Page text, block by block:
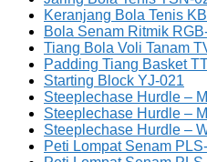
Keranjang Bola Tenis
Bola Senam Ritmik
Tiang Bola Voli Tanam
Padding Tiang Basket
Starting Block YJ-021
Steeplechase Hurdle –
Steeplechase Hurdle –
Steeplechase Hurdle –
Peti Lompat Senam